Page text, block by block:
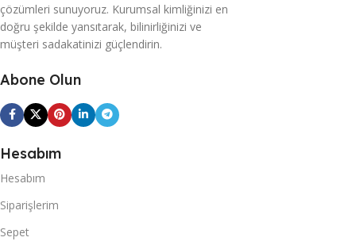
çözümleri sunuyoruz. Kurumsal kimliğinizi en
doğru şekilde yansıtarak, bilinirliğinizi ve
müşteri sadakatinizi güçlendirin.
Abone Olun
Hesabım
Hesabım
Siparişlerim
Sepet